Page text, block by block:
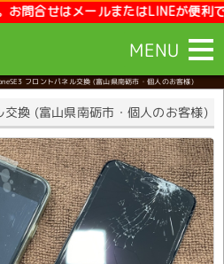
せはメールまたはLINEが便利です
MENU
フロントパネル交換 (富山県南砺市・個人のお客様)
換 (富山県南砺市・個人のお客様)